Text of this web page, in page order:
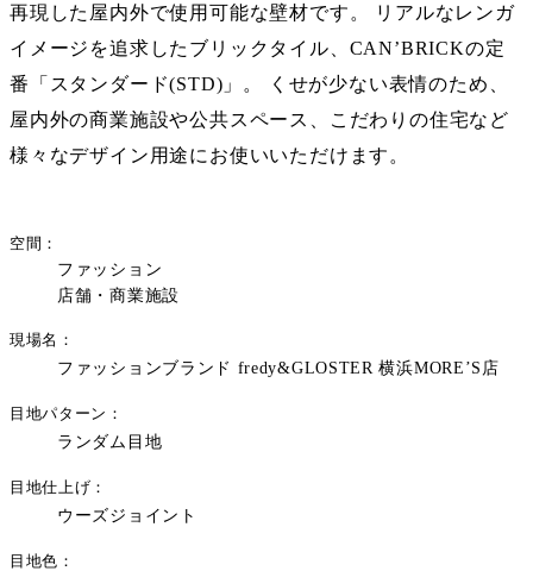
再現した屋内外で使用可能な壁材です。 リアルなレンガ
イメージを追求したブリックタイル、CAN’BRICKの定
番「スタンダード(STD)」。 くせが少ない表情のため、
屋内外の商業施設や公共スペース、こだわりの住宅など
様々なデザイン用途にお使いいただけます。
空間
ファッション
店舗・商業施設
現場名
ファッションブランド fredy&GLOSTER 横浜MORE’S店
目地パターン
ランダム目地
目地仕上げ
ウーズジョイント
目地色